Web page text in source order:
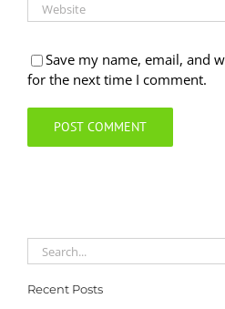
Save my name, email, and
for the next time I comment.
Search
for:
Recent Posts